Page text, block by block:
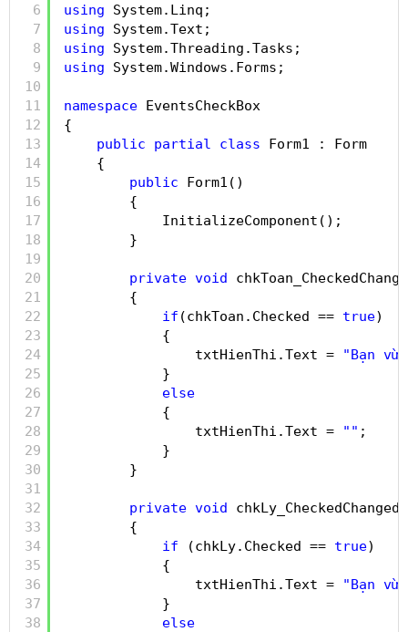
6
7
8
9
10
11
12
13
14
15
16
17
18
19
20
21
22
23
24
25
26
27
28
29
30
31
32
33
34
35
36
37
38
using
System.Linq;
using
System.Text;
using
System.Threading.Tasks;
using
System.Windows.Forms;
namespace EventsCheckBox
{
public
partial class
Form1 : Form
{
public
Form1()
{
InitializeComponent();
}
private void
{
if (chkToan.Checked == true)
{
txtHienThi.Text =
"Bạn
}
else
{
txtHienThi.Text =
"" ;
}
}
private void
chkLy_CheckedChanged(
{
if
(chkLy.Checked == true)
{
txtHienThi.Text =
"Bạn
}
else